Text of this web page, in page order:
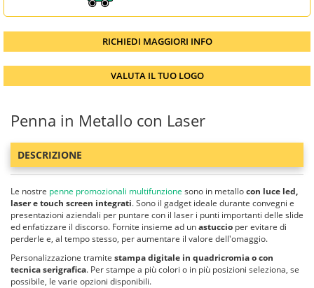
RICHIEDI MAGGIORI INFO
VALUTA IL TUO LOGO
Penna in Metallo con Laser
DESCRIZIONE
Le nostre penne promozionali multifunzione sono in metallocon luce led,
laser e touch screen integrati. Sono il gadget ideale durante convegni e
presentazioni aziendali per puntare con il laser i punti importanti delle slide
ed enfatizzare il discorso. Fornite insieme ad unastuccio per evitare di
perderle e, al tempo stesso, per aumentare il valore dell'omaggio.
Personalizzazione tramite stampa digitale in quadricromia o con
tecnica serigrafica. Per stampe a più colori o in più posizioni seleziona, se
possibile, le varie opzioni disponibili.